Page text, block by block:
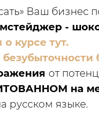
Ваш
-
курсе тут.
безубыточности
от
на
русском языке.